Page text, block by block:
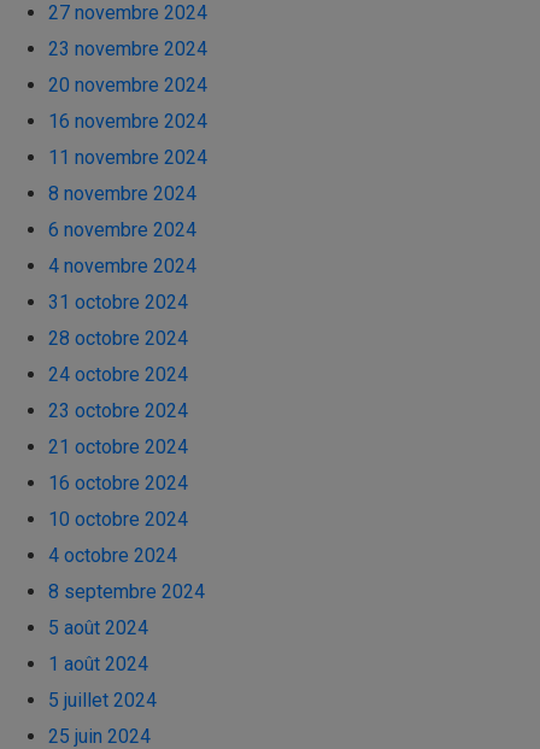
27 novembre 2024
23 novembre 2024
20 novembre 2024
16 novembre 2024
11 novembre 2024
8 novembre 2024
6 novembre 2024
4 novembre 2024
31 octobre 2024
28 octobre 2024
24 octobre 2024
23 octobre 2024
21 octobre 2024
16 octobre 2024
10 octobre 2024
4 octobre 2024
8 septembre 2024
5 août 2024
1 août 2024
5 juillet 2024
25 juin 2024